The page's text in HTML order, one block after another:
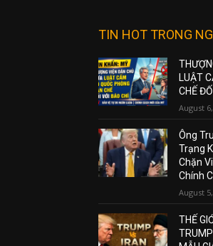
TIN HOT TRONG
LUẬT
CHẾ
August
Ông
Trạng
Chặn
Chính
August
THẾ